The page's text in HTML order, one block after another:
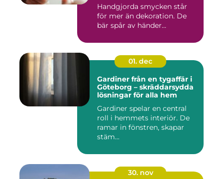
Handgjorda smycken står
för mer än dekoration. De
bär spår av händer...
01. dec
Gardiner från en tygaffär i
Göteborg – skräddarsydda
lösningar för alla hem
Gardiner spelar en central
roll i hemmets interiör. De
ramar in fönstren, skapar
stäm...
30. nov